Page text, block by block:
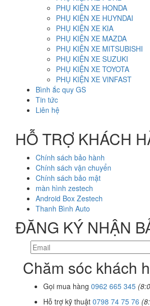
PHỤ KIỆN XE HONDA
PHỤ KIỆN XE HUYNDAI
PHỤ KIỆN XE KIA
PHỤ KIỆN XE MAZDA
PHỤ KIỆN XE MITSUBISHI
PHỤ KIỆN XE SUZUKI
PHỤ KIỆN XE TOYOTA
PHỤ KIỆN XE VINFAST
Bình ắc quy GS
Tin tức
Liên hệ
HỖ TRỢ KHÁCH
Chính sách bảo hành
Chính sách vận chuyển
Chính sách bảo mật
màn hình zestech
Android Box Zestech
Thanh Bình Auto
ĐĂNG KÝ NHẬN
Chăm sóc khách
Gọi mua hàng 0962 665 345
Hỗ trợ kỹ thuật 0798 74 75 76